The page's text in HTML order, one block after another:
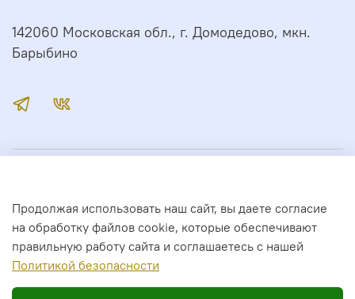
Сервис
142060 Московская обл., г. Домодедово, мкн.
Барыбино
2026 год. Все права защищены.
Продолжая использовать наш сайт, вы даете согласие
на обработку файлов cookie, которые обеспечивают
правильную работу сайта и соглашаетесь с нашей
Политикой безопасности